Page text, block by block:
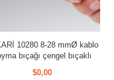
10280 8-28 mmØ kablo
bıçağı çengel bıçaklı
$0,00